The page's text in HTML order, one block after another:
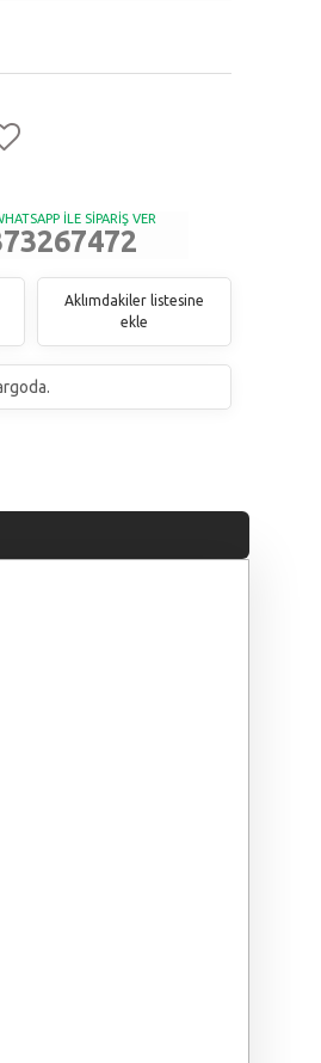
İLE SİPARİŞ VER
Aklımdakiler listesine
ekle